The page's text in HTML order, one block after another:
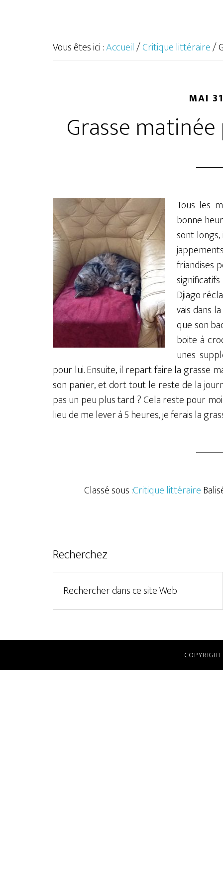
Vous êtes ici :Accueil/Critique littéraire/
MAI
Grasse
Tous les
bonne
sont
friandises
Djiago
vais dans
que son
boite à
unes
pour lui. Ensuite, il repart faire la grasse
son panier, et dort tout le reste de la
pas un peu plus tard ? Cela reste pour
lieu de me lever à 5 heures, je ferais la
Classé sous :Critique littéraire
Recherchez